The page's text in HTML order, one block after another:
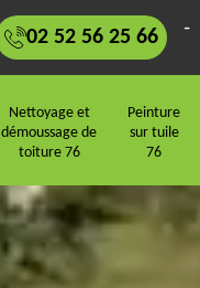
02 52 56 25 66 -
Nettoyage et
démoussage de
toiture 76
Peinture
sur tuile
76